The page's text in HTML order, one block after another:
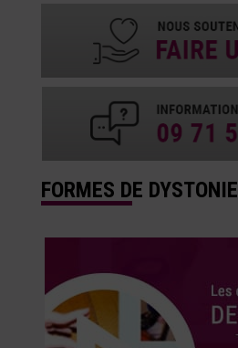
FORMES DE DYSTONIE